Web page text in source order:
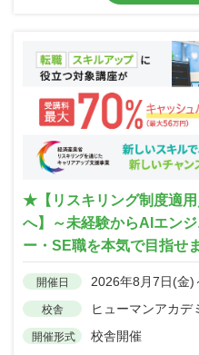
★【リスキリング制度適
へ】～未経験からAIエン
ー・SE職を本気で目指せ
開催日 2026年8月7日(金
校舎 ヒューマンアカデ
開催形式 校舎開催